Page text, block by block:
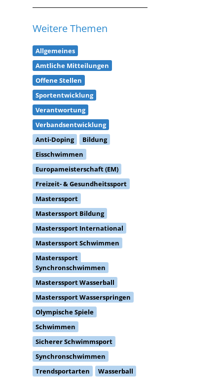
Weitere Themen
Allgemeines
Amtliche Mitteilungen
Offene Stellen
Sportentwicklung
Verantwortung
Verbandsentwicklung
Anti-Doping
Bildung
Eisschwimmen
Europameisterschaft (EM)
Freizeit- & Gesundheitssport
Masterssport
Masterssport Bildung
Masterssport International
Masterssport Schwimmen
Masterssport
Synchronschwimmen
Masterssport Wasserball
Masterssport Wasserspringen
Olympische Spiele
Schwimmen
Sicherer Schwimmsport
Synchronschwimmen
Trendsportarten
Wasserball